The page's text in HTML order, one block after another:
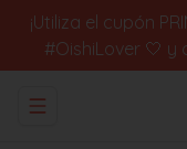
¡Utiliza el cupón
#OishiLover 🤍 y
Abrir menu de